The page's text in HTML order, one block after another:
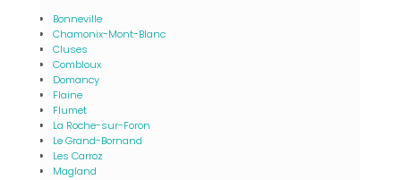
Bonneville
Chamonix-Mont-Blanc
Cluses
Combloux
Domancy
Flaine
Flumet
La Roche-sur-Foron
Le Grand-Bornand
Les Carroz
Magland